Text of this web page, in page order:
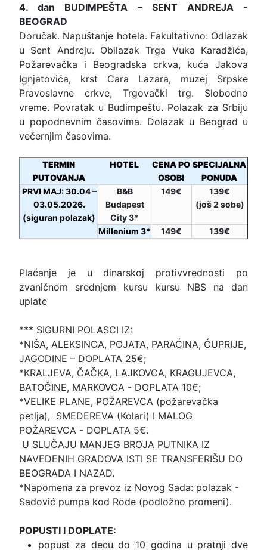
4. dan BUDIMPEŠTA – SENT ANDREJA -
BEOGRAD
Doručak. Napuštanje hotela. Fakultativno: Odlazak
u Sent Andreju. Obilazak Trga Vuka Karadžića,
Požarevačka i Beogradska crkva, kuća Jakova
Ignjatovića, krst Cara Lazara, muzej Srpske
Pravoslavne crkve, Trgovački trg. Slobodno
vreme. Povratak u Budimpeštu. Polazak za Srbiju
u popodnevnim časovima. Dolazak u Beograd u
večernjim časovima.
TERMIN
PUTOVANJA
HOTEL
CENA PO
OSOBI
SPECIJALNA
PONUDA
PRVI MAJ: 30.04 –
03.05.2026.
(siguran polazak)
B&B
Budapest
City3*
149€
139€
(još 2 sobe)
Millenium 3* 149€ 139€
Plaćanje je u dinarskoj protivvrednosti po
zvaničnom srednjem kursu kursu NBS na dan
uplate
*** SIGURNI POLASCI IZ:
*NIŠA, ALEKSINCA, POJATA, PARAĆINA, ĆUPRIJE,
JAGODINE – DOPLATA 25€;
*KRALJEVA, ČAČKA, LAJKOVCA, KRAGUJEVCA,
BATOČINE, MARKOVCA - DOPLATA 10€;
*VELIKE PLANE, POŽAREVCA (požarevačka
petlja), SMEDEREVA (Kolari) I MALOG
POŽAREVCA - DOPLATA 5€.
U SLUČAJU MANJEG BROJA PUTNIKA IZ
NAVEDENIH GRADOVA ISTI SE TRANSFERIŠU DO
BEOGRADA I NAZAD.
*Napomena za prevoz iz Novog Sada: polazak -
Sadović pumpa kod Rode (podložno promeni).
POPUSTI I DOPLATE:
popust za decu do 10 godina u pratnji dve